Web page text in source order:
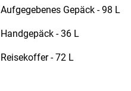
Aufgegebenes Gepäck - 98 L
Handgepäck - 36 L
Reisekoffer - 72 L